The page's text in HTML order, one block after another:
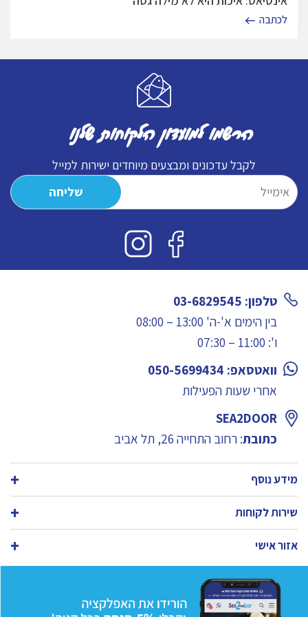
לכתבה
הרשמו למועדון הלקוחות שלנו
לקבל עדכונים ומבצעים מיוחדים ישירות למייל
טלפון: 03-6829545
בין הימים א'-ה' 13:00 – 08:00
ו': 11:00 – 07:30
וואטסאפ: 050-5699434
אחרי שעות הפעילות
SEA2DOOR
כתובת: רחוב התחייה 26, תל אביב
מידע נוסף
שירות לקוחות
אזור אישי